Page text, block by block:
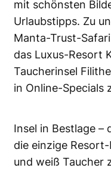
mit schönsten
Urlaubstipps. Zu
Manta-Trust-
das Luxus-Resort
Taucherinsel
in Online-Specials
Insel in Bestlage –
die einzige
und weiß Taucher